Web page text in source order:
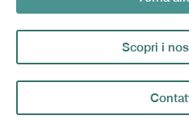
Scopri i